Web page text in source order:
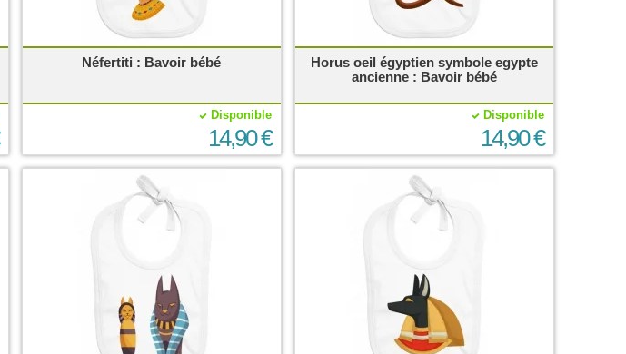
Néfertiti : Bavoir bébé
Disponible
14,90 €
Horus oeil égyptien symbole egypte
ancienne : Bavoir bébé
Disponible
14,90 €